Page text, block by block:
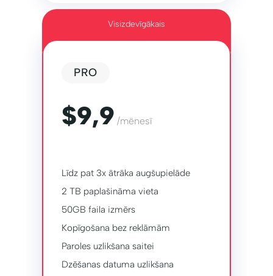
Visizdevīgākais
PRO
$9,9 /mēnesī
Līdz pat 3x ātrāka augšupielāde
2 TB paplašināma vieta
50GB faila izmērs
Kopīgošana bez reklāmām
Paroles uzlikšana saitei
Dzēšanas datuma uzlikšana